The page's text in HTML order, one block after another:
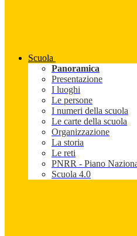
Scuola
Panoramica
Presentazione
I luoghi
Le persone
I numeri della scuola
Le carte della scuola
Organizzazione
La storia
Le reti
PNRR - Piano
Scuola 4.0